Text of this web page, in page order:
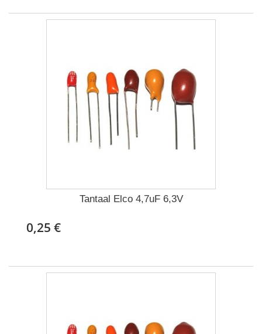
Tantaal Elco 4,7uF 6,3V
0,25 €